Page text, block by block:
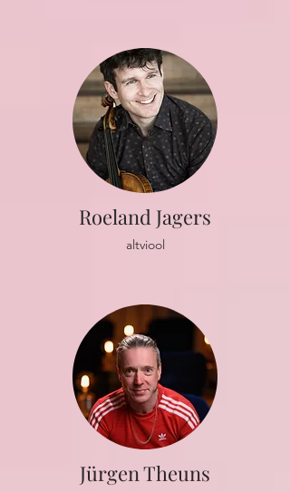
Roeland Jagers
altviool
Jürgen Theuns